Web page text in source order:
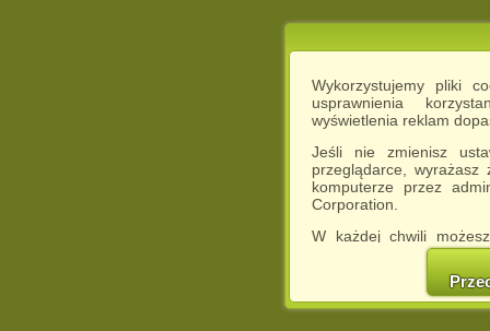
Wykorzystujemy pliki
usprawnienia
wyświetlenia reklam
Jeśli nie zmienisz
przeglądarce,
komputerze przez
Corporation.
W każdej chwili
cookies w swojej
w naszej
http://chomikuj.pl/